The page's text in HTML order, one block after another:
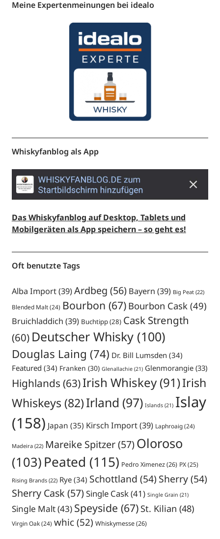
Meine Expertenmeinungen bei idealo
Whiskyfanblog als App
Das Whiskyfanblog auf Desktop, Tablets und
Mobilgeräten als App speichern – so geht es!
Oft benutzte Tags
Alba Import(39)Ardbeg (56) Bayern (39) Big Peat(22)
Blended Malt(24) Bourbon (67) Bourbon Cask(49)
Bruichladdich (39) Buchtipp(28) Cask Strength
(60) Deutscher Whisky(100)
Douglas Laing (74) Dr. Bill Lumsden (34)
Featured (34) Franken (30) Glenallachie(21) Glenmorangie(33)
Highlands (63)Irish Whiskey(91)Irish
Whiskeys (82)Irland (97) Islands(21) Islay
(158) Japan (35) Kirsch Import(39) Laphroaig(24)
Madeira(22) Mareike Spitzer(57)Oloroso
(103) Peated (115) Pedro Ximenez(26) PX(25)
Rising Brands(22) Rye(34) Schottland (54) Sherry(54)
Sherry Cask (57)Single Cask(41) Single Grain (21)
Single Malt(43) Speyside (67) St. Kilian (48)
Virgin Oak(24) whic(52) Whiskymesse(26)